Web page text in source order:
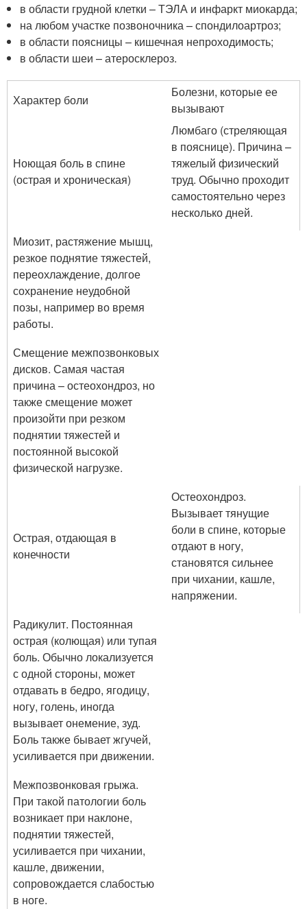
в области грудной клетки – ТЭЛА и инфаркт миокарда;
на любом участке позвоночника – спондилоартроз;
в области поясницы – кишечная непроходимость;
в области шеи – атеросклероз.
Характер боли
Болезни, которые ее
вызывают
Ноющая боль в спине
(острая и хроническая)
Люмбаго (стреляющая
в пояснице). Причина –
тяжелый физический
труд. Обычно проходит
самостоятельно через
несколько дней.
Миозит, растяжение мышц,
резкое поднятие тяжестей,
переохлаждение, долгое
сохранение неудобной
позы, например во время
работы.
Смещение межпозвонковых
дисков. Самая частая
причина – остеохондроз, но
также смещение может
произойти при резком
поднятии тяжестей и
постоянной высокой
физической нагрузке.
Острая, отдающая в
конечности
Остеохондроз.
Вызывает тянущие
боли в спине, которые
отдают в ногу,
становятся сильнее
при чихании, кашле,
напряжении.
Радикулит. Постоянная
острая (колющая) или тупая
боль. Обычно локализуется
с одной стороны, может
отдавать в бедро, ягодицу,
ногу, голень, иногда
вызывает онемение, зуд.
Боль также бывает жгучей,
усиливается при движении.
Межпозвонковая грыжа.
При такой патологии боль
возникает при наклоне,
поднятии тяжестей,
усиливается при чихании,
кашле, движении,
сопровождается слабостью
в ноге.